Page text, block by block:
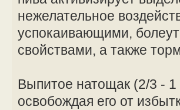
нежелательное
успокаивающими,
свойствами, а также
Выпитое натощак (2/3 - 1
освобождая его от